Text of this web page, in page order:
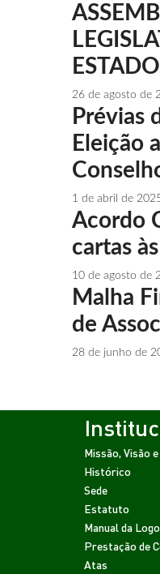
26 de agosto de
Prévias
Eleição
1 de abril de
Acordo
cartas
10 de agosto de
Malha
de
28 de junho de
Missão, Visão
Histórico
Sede
Estatuto
Manual da
Prestação de
Atas